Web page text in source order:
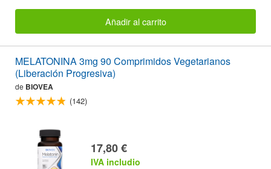
Añadir al carrito
MELATONINA 3mg 90 Comprimidos Vegetarianos
(Liberación Progresiva)
de BIOVEA
(142)
17,80 €
IVA includio